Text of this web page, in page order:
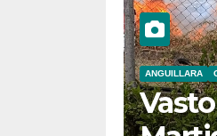
ANGUILLARA